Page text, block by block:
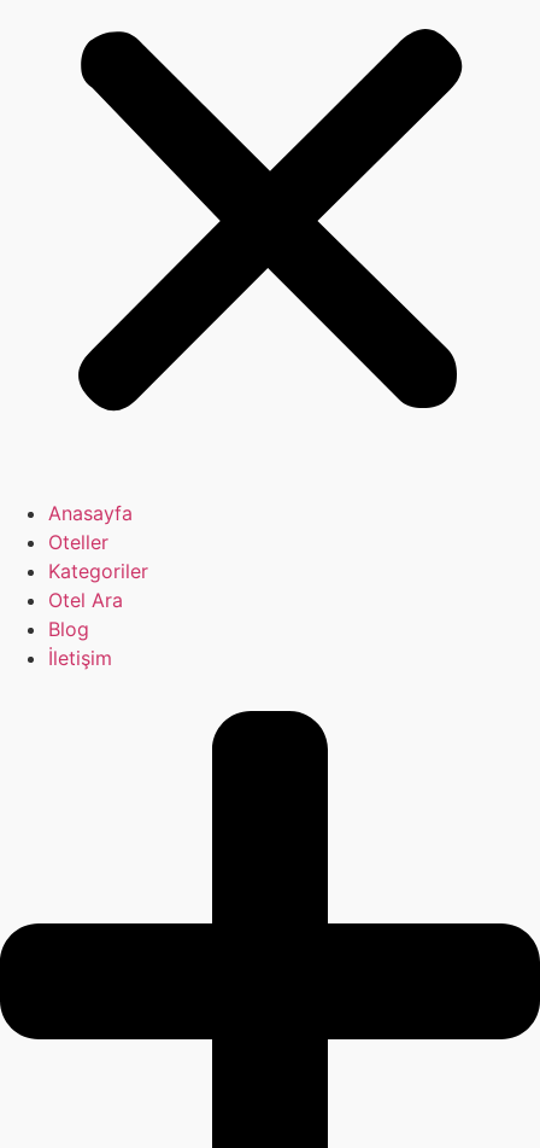
Anasayfa
Oteller
Kategoriler
Otel Ara
Blog
İletişim